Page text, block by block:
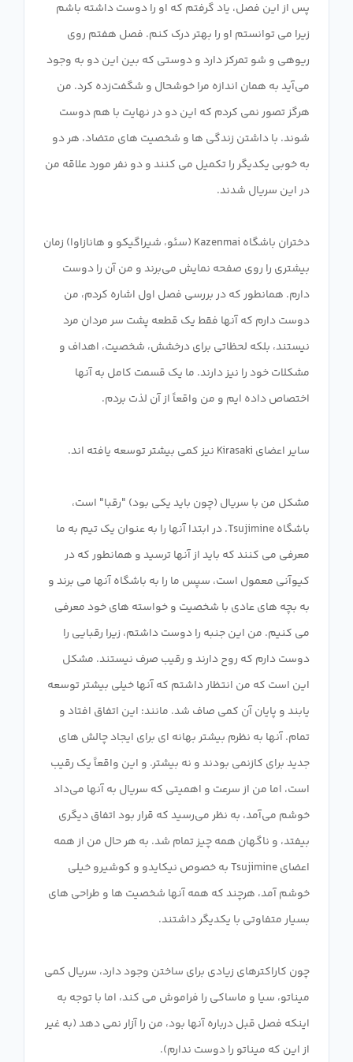
پس از این فصل، یاد گرفتم که او را دوست داشته باشم
زیرا می توانستم او را بهتر درک کنم. فصل هفتم روی
ریوهی و شو تمرکز دارد و دوستی که بین این دو به وجود
می‌آید به همان اندازه مرا خوشحال و شگفت‌زده کرد. من
هرگز تصور نمی کردم که این دو در نهایت با هم دوست
شوند. با داشتن زندگی ها و شخصیت های متضاد، هر دو
به خوبی یکدیگر را تکمیل می کنند و دو نفر مورد علاقه من
دختران باشگاه Kazenmai (سئو، شیراگیکو و هانازاوا) زمان
بیشتری را روی صفحه نمایش می‌برند و من آن را دوست
دارم. همانطور که در بررسی فصل اول اشاره کردم، من
دوست دارم که آنها فقط یک قطعه پشت سر مردان مرد
نیستند، بلکه لحظاتی برای درخشش، شخصیت، اهداف و
مشکلات خود را نیز دارند. ما یک قسمت کامل به آنها
مشکل من با سریال (چون باید یکی بود) "رقبا" است،
باشگاه Tsujimine. در ابتدا آنها را به عنوان یک تیم به ما
معرفی می کنند که باید از آنها ترسید و همانطور که در
کیوآنی معمول است، سپس ما را به باشگاه آنها می برند و
به بچه های عادی با شخصیت و خواسته های خود معرفی
می کنیم. من این جنبه را دوست داشتم، زیرا رقبایی را
دوست دارم که روح دارند و رقیب صرف نیستند. مشکل
این است که من انتظار داشتم که آنها خیلی بیشتر توسعه
یابند و پایان آن کمی صاف شد. مانند: این اتفاق افتاد و
تمام. آنها به نظرم بیشتر بهانه ای برای ایجاد چالش های
جدید برای کازنمی بودند و نه بیشتر. و این واقعاً یک رقیب
است، اما من از سرعت و اهمیتی که سریال به آنها می‌داد
خوشم می‌آمد، به نظر می‌رسید که قرار بود اتفاق دیگری
بیفتد، و ناگهان همه چیز تمام شد. به هر حال من از همه
اعضای Tsujimine به خصوص نیکایدو و کوشیرو خیلی
خوشم آمد، هرچند که همه آنها شخصیت ها و طراحی های
چون کاراکترهای زیادی برای ساختن وجود دارد، سریال کمی
میناتو، سیا و ماساکی را فراموش می کند، اما با توجه به
اینکه فصل قبل درباره آنها بود، من را آزار نمی دهد (به غیر